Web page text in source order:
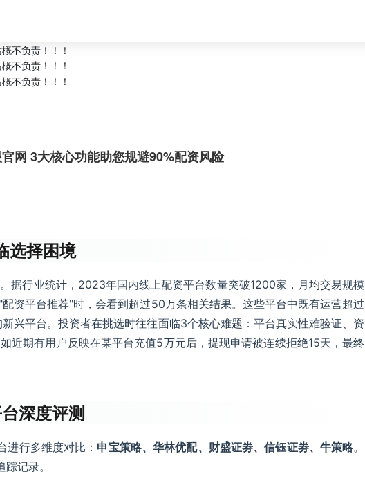
网 3大核心功能助您规避90%配资风险
选择困境
据行业统计，2023年国内线上配资平台数量突破1200家，月均交易规模
资平台推荐"时，会看到超过50万条相关结果。这些平台中既有运营超过
兴平台。投资者在挑选时往往面临3个核心难题：平台真实性难验证、资
近期有用户反映在某平台充值5万元后，提现申请被连续拒绝15天，最终
深度评测
行多维度对比： 申宝策略、华林优配、财盛证劵、信钰证劵、牛策略。
记录。